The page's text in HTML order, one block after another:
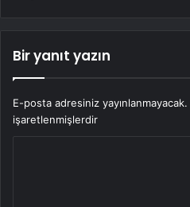
Bir yanıt yazın
E-posta adresiniz yayınlanmayacak.
işaretlenmişlerdir